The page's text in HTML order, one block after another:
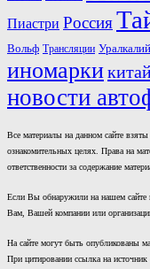
Пиастри Россия
Вольф Трансляции Уралкалий
иномарки
новости
Все материалы на данном сайте
ознакомительных целях. Права на
ответственности за содержание
Если Вы обнаружили на нашем сайте
Вам, Вашей компании или
На сайте могут быть опубликованы
При цитировании ссылка на источник